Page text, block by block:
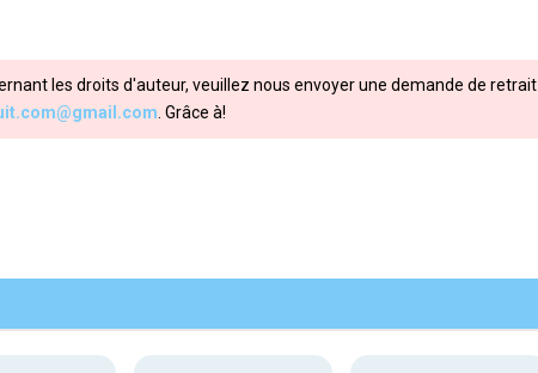
les droits d'auteur, veuillez nous envoyer une demande de retrait
. Grâce à!